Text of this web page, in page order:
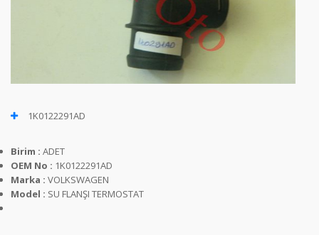
1K0122291AD
Birim : ADET
OEM No : 1K0122291AD
Marka : VOLKSWAGEN
Model : SU FLANŞI TERMOSTAT